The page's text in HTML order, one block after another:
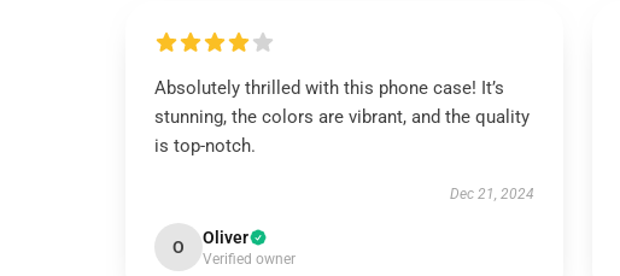
Absolutely thrilled with this phone case! It’s
stunning, the colors are vibrant, and the quality
is top-notch.
Dec 21, 2024
O Oliver
Verified owner